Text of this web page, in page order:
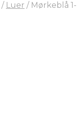
/ Luer /Mørkeblå 1-